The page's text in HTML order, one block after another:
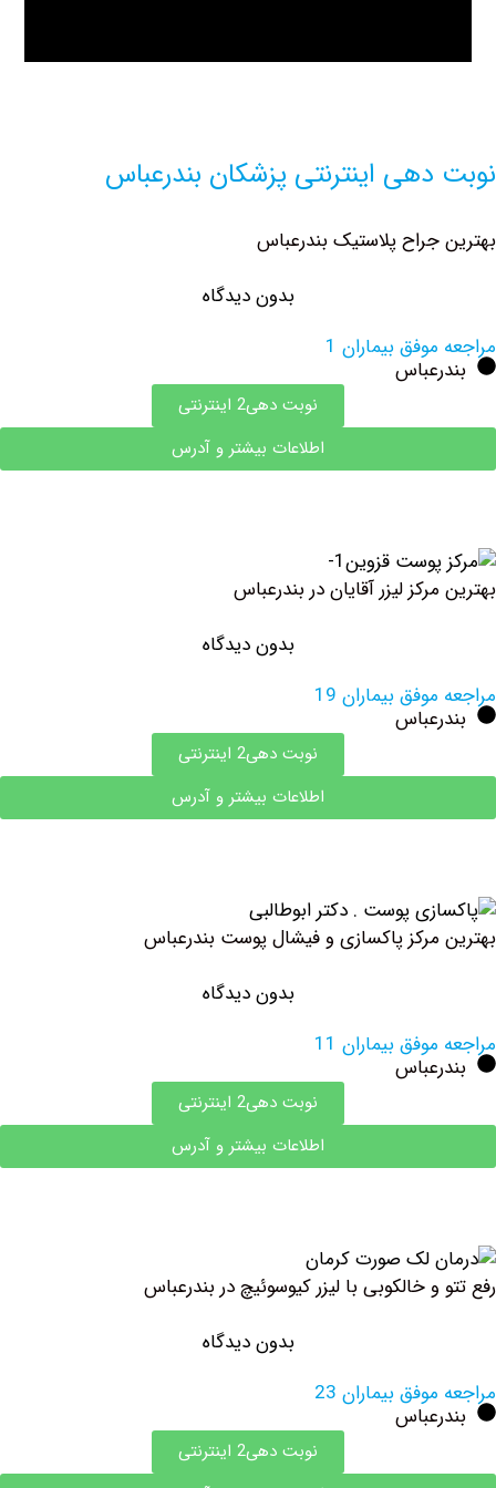
اینترنتی پزشکان بندرعباس
پلاستیک بندرعباس
بدون دیدگاه
بیماران 1
نوبت دهی2 اینترنتی
اطلاعات بیشتر و آدرس
لیزر آقایان در بندرعباس
بدون دیدگاه
بیماران 19
نوبت دهی2 اینترنتی
اطلاعات بیشتر و آدرس
پاکسازی و فیشال پوست بندرعباس
بدون دیدگاه
بیماران 11
نوبت دهی2 اینترنتی
اطلاعات بیشتر و آدرس
خالکوبی با لیزر کیوسوئیچ در بندرعباس
بدون دیدگاه
بیماران 23
نوبت دهی2 اینترنتی